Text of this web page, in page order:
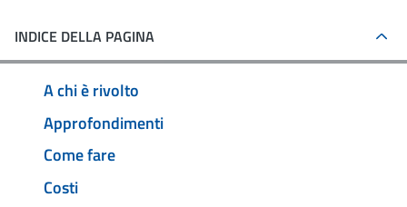
INDICE DELLA PAGINA
A chi è rivolto
Approfondimenti
Come fare
Costi